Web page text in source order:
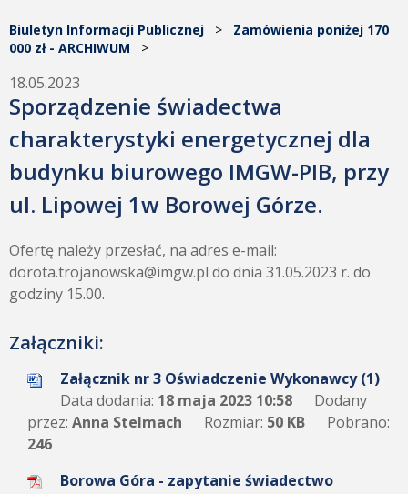
Biuletyn Informacji Publicznej > Zamówienia poniżej 170
000 zł - ARCHIWUM >
18.05.2023
Sporządzenie świadectwa
charakterystyki energetycznej dla
budynku biurowego IMGW-PIB, przy
ul. Lipowej 1w Borowej Górze.
Ofertę należy przesłać, na adres e-mail:
dorota.trojanowska@imgw.pl do dnia 31.05.2023 r. do
godziny 15.00.
Załączniki:
Załącznik nr 3 Oświadczenie Wykonawcy (1)
Data dodania: 18 maja 2023 10:58
Dodany
przez: Anna Stelmach Rozmiar: 50 KB
Pobrano:
246
Borowa Góra - zapytanie świadectwo